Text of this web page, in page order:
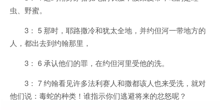
虫、野蜜。
3： 5 那时，耶路撒冷和犹太全地，并约但河一带地方的
人，都出去到约翰那里，
3： 6 承认他们的罪，在约但河里受他的洗。
3： 7 约翰看见许多法利赛人和撒都该人也来受洗，就对
他们说：毒蛇的种类！谁指示你们逃避将来的忿怒呢？